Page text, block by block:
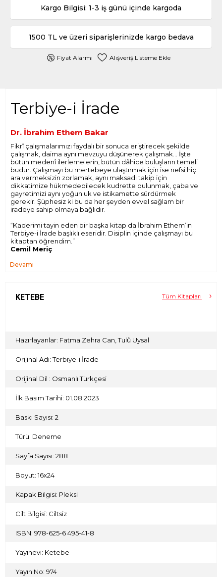
Kargo Bilgisi: 1-3 iş günü içinde kargoda
1500 TL ve üzeri siparişlerinizde kargo bedava
Fiyat Alarmı Alışveriş Listeme Ekle
Terbiye-i İrade
Dr. İbrahim Ethem Bakar
Fikrî çalışmalarımızı faydalı bir sonuca eriştirecek şekilde
çalışmak, daima aynı mevzuyu düşünerek çalışmak… İşte
bütün medenî ilerlemelerin, bütün dâhice buluşların temeli
budur. Çalışmayı bu mertebeye ulaştırmak için ise nefsi hiç
ara vermeksizin zorlamak, aynı maksadı takip için
dikkatimize hükmedebilecek kudrette bulunmak, çaba ve
gayretimizi aynı yoğunluk ve istikamette sürdürmek
gerekir. Şüphesiz ki bu da her şeyden evvel sağlam bir
iradeye sahip olmaya bağlıdır.
“Kaderimi tayin eden bir başka kitap da İbrahim Ethem’in
Terbiye-i İrade başlıklı eseridir. Disiplin içinde çalışmayı bu
kitaptan öğrendim.”
Cemil Meriç
Bu sözler, İrade Terbiyesi kitabının Türk yayıncılığı tarafından
o, Payot’nun değil Dr. Ethem Bakar’ın İrade Terbiyesi’ni
İrade Terbiyesi’nde Dr. Ethem, iradenin temel
kavramlarından derin tefekkürün gücüne, duyguların
bir yelpazede iradenin nasıl terbiye edileceği meselesini
hayatını daha bilinçli bir şekilde yönlendirmeye davet
ediyor. Çünkü ancak kendini bilip nefsini terbiye eden insan,
Devamı
KETEBE Tüm Kitapları
Hazırlayanlar: Fatma Zehra Can, Tulû Uysal
Orijinal Adı: Terbiye-i İrade
Orijinal Dil : Osmanlı Türkçesi
İlk Basım Tarihi: 01.08.2023
Baskı Sayısı: 2
Türü: Deneme
Sayfa Sayısı: 288
Boyut: 16x24
Kapak Bilgisi: Pleksi
Cilt Bilgisi: Ciltsiz
ISBN: 978-625-6 495-41-8
Yayınevi: Ketebe
Yayın No: 974